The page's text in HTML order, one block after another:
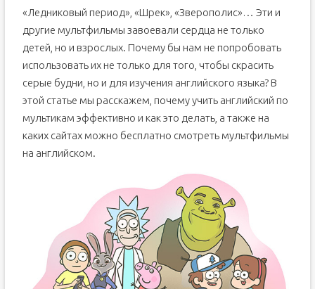
TOP-5 мультфильмов на английском языке для
начинающих
Goldilocks and the three bears
The three Billy goats
The town mouse and country mouse
Winnie The Witch
«Ледниковый период», «Шрек», «Зверополис»… Эти и
другие мультфильмы завоевали сердца не только
детей, но и взрослых. Почему бы нам не попробовать
использовать их не только для того, чтобы скрасить
серые будни, но и для изучения английского языка? В
этой статье мы расскажем, почему учить английский по
мультикам эффективно и как это делать, а также на
каких сайтах можно бесплатно смотреть мультфильмы
на английском.